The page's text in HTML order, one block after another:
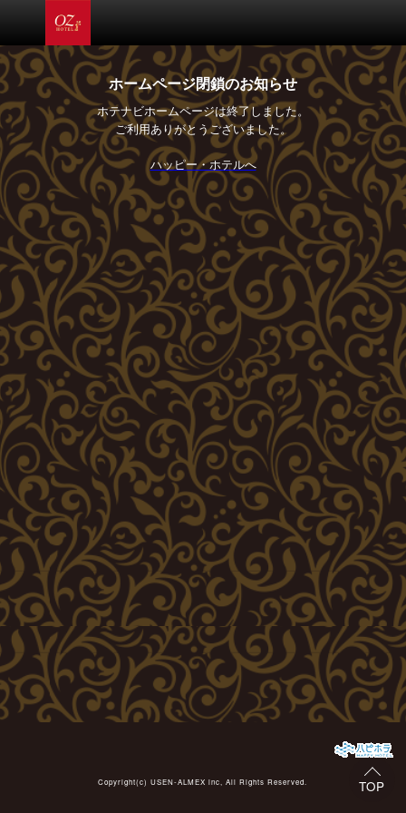
ホームページ閉鎖のお知らせ
ホテナビホームページは終了しました。
ご利用ありがとうございました。
ハッピー・ホテルへ
Copyright(c)USEN-ALMEX inc, All Rights Reserved.